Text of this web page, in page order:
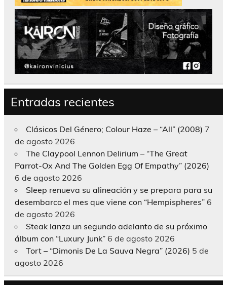
Entradas recientes
Clásicos Del Género; Colour Haze – “All” (2008) 7
de agosto 2026
The Claypool Lennon Delirium – “The Great
Parrot-Ox And The Golden Egg Of Empathy” (2026)
6 de agosto 2026
Sleep renueva su alineación y se prepara para su
desembarco el mes que viene con “Hempispheres” 6
de agosto 2026
Steak lanza un segundo adelanto de su próximo
álbum con “Luxury Junk” 6 de agosto 2026
Tort – “Dimonis De La Sauva Negra” (2026) 5 de
agosto 2026